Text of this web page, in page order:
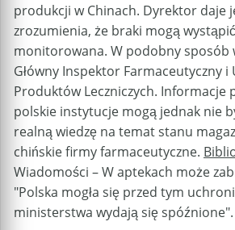
produkcji w Chinach. Dyrektor daje
zrozumienia, że braki mogą
monitorowana. W podobny sposób
Główny Inspektor Farmaceutyczny i
Produktów Leczniczych. Informacje
polskie instytucje mogą jednak nie
realną wiedzę na temat stanu
chińskie firmy farmaceutyczne.
Wiadomości – W aptekach może
"Polska mogła się przed tym
ministerstwa wydają się spóźnione".